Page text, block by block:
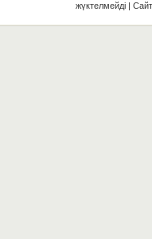
жүктелмейді |